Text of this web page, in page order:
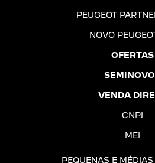
PEUGEOT
NOVO
OFERTAS
VENDA
CNPJ
MEI
PEQUENAS E